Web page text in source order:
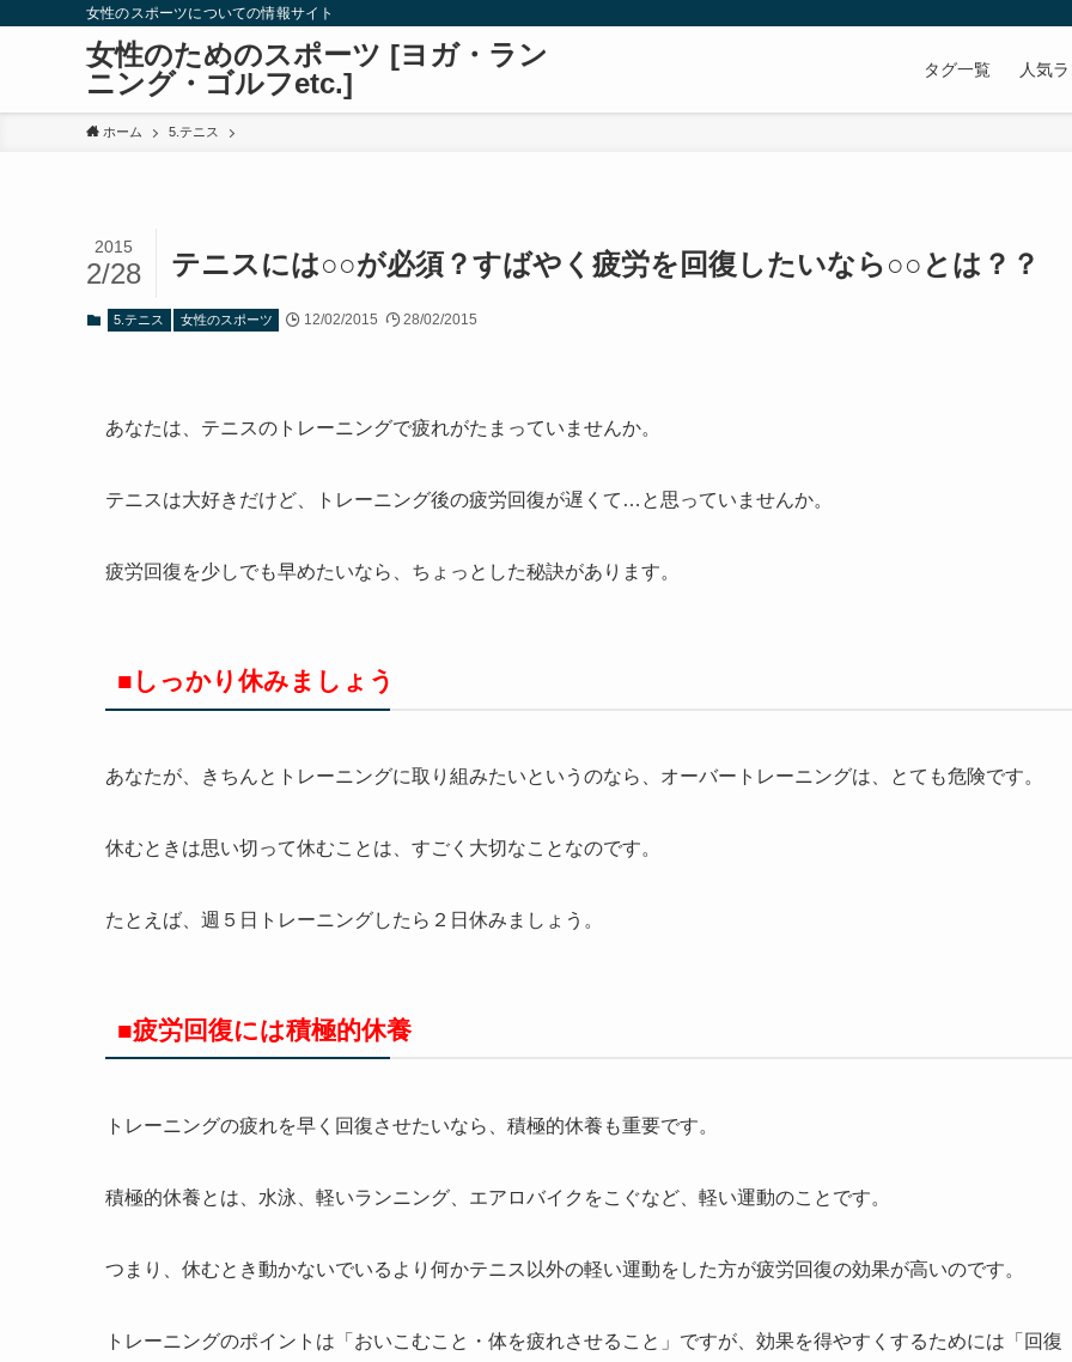
女性のスポーツについての情報サイト
女性のためのスポーツ [ヨガ・ラン
ニング・ゴルフetc.]
タグ一覧 人気
ホーム 5.テニス
テニスには○○が必須？すばやく疲労を回復したいなら○○とは？？
2015
2/28
5.テニス 女性のスポーツ 12/02/2015 28/02/2015
あなたは、テニスのトレーニングで疲れがたまっていませんか。
テニスは大好きだけど、トレーニング後の疲労回復が遅くて…と思っていませんか。
疲労回復を少しでも早めたいなら、ちょっとした秘訣があります。
■しっかり休みましょう
あなたが、きちんとトレーニングに取り組みたいというのなら、オーバートレーニングは、とても危険です。
休むときは思い切って休むことは、すごく大切なことなのです。
たとえば、週５日トレーニングしたら２日休みましょう。
■疲労回復には積極的休養
トレーニングの疲れを早く回復させたいなら、積極的休養も重要です。
積極的休養とは、水泳、軽いランニング、エアロバイクをこぐなど、軽い運動のことです。
つまり、休むとき動かないでいるより何かテニス以外の軽い運動をした方が疲労回復の効果が高いのです。
トレーニングのポイントは「おいこむこと・体を疲れさせること」ですが、効果を得やすくするためには「回復